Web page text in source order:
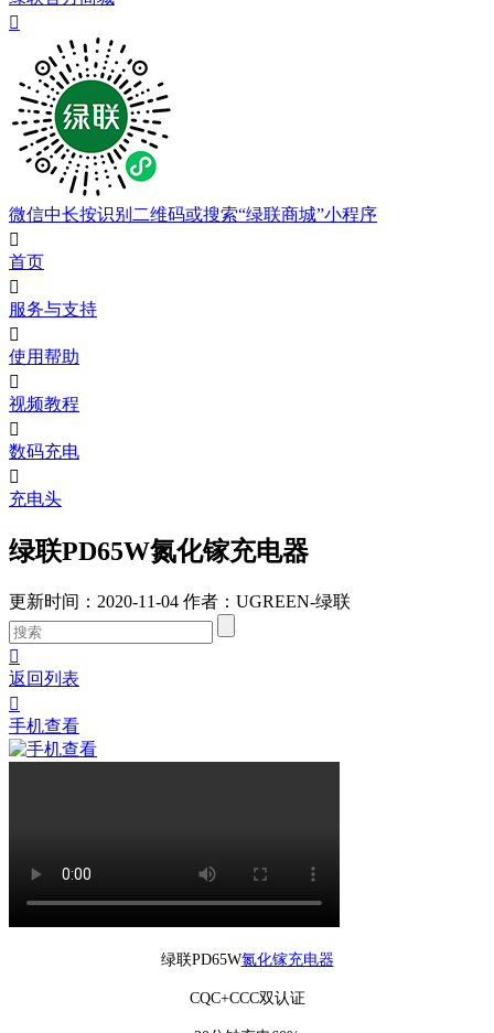

微信中长按识别二维码或搜索“绿联商城”小程序

首页

服务与支持

使用帮助

视频教程

数码充电

充电头
绿联PD65W氮化镓充电器
更新时间：2020-11-04 作者：UGREEN-绿联

返回列表

手机查看
绿联PD65W氮化镓充电器
CQC+CCC双认证